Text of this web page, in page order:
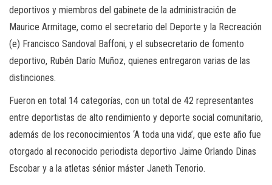
deportivos y miembros del gabinete de la administración de
Maurice Armitage, como el secretario del Deporte y la Recreación
(e) Francisco Sandoval Baffoni, y el subsecretario de fomento
deportivo, Rubén Darío Muñoz, quienes entregaron varias de las
distinciones.
Fueron en total 14 categorías, con un total de 42 representantes
entre deportistas de alto rendimiento y deporte social comunitario,
además de los reconocimientos ‘A toda una vida’, que este año fue
otorgado al reconocido periodista deportivo Jaime Orlando Dinas
Escobar y a la atletas sénior máster Janeth Tenorio.